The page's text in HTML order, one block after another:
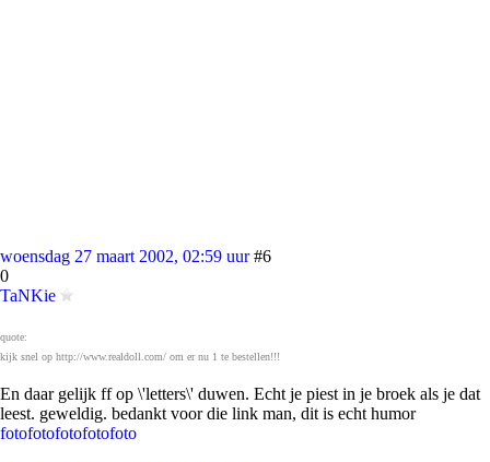
woensdag 27 maart 2002, 02:59 uur #6
0
TaNKie
quote:
kijk snel op http://www.realdoll.com/ om er nu 1 te bestellen!!!
En daar gelijk ff op \'letters\' duwen. Echt je piest in je broek als je dat
leest. geweldig. bedankt voor die link man, dit is echt humor
fotofotofotofotofoto